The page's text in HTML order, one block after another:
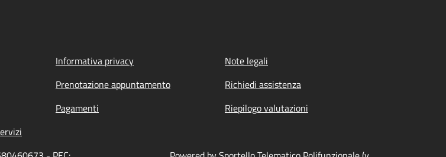
Informativa privacy
Note legali
Prenotazione appuntamento
Richiedi assistenza
Pagamenti
Riepilogo valutazioni